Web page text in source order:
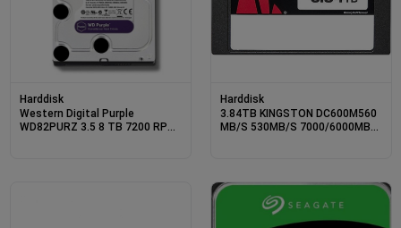
Harddisk
Western Digital Purple
WD82PURZ 3.5 8 TB 7200 RPM
Harddisk
3.84TB KINGSTON DC600M560
MB/S 530MB/S 7000/6000MBS